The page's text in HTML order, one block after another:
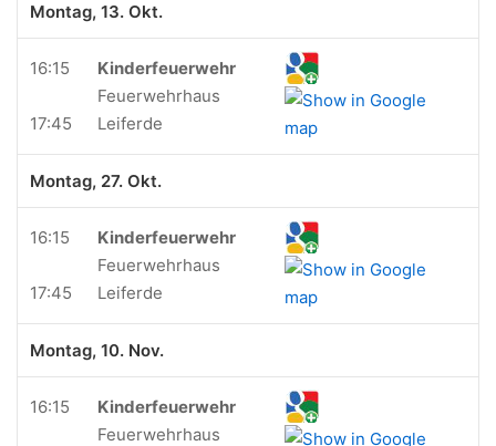
Montag, 13. Okt.
16:15
17:45
Kinderfeuerwehr
Feuerwehrhaus
Leiferde
Montag, 27. Okt.
16:15
17:45
Kinderfeuerwehr
Feuerwehrhaus
Leiferde
Montag, 10. Nov.
16:15
Kinderfeuerwehr
Feuerwehrhaus